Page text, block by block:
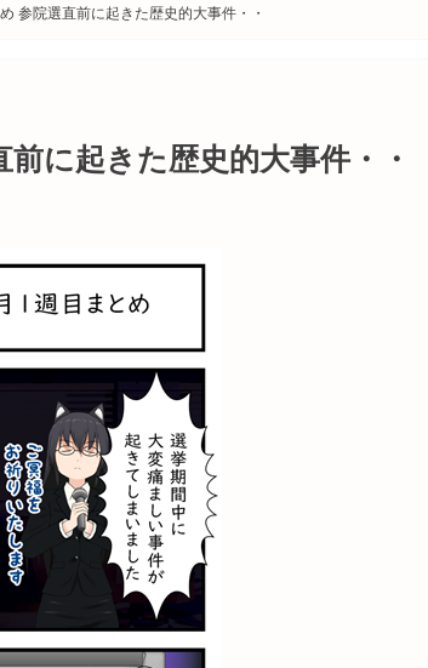
参院選直前に起きた歴史的大事件・・
に起きた歴史的大事件・・